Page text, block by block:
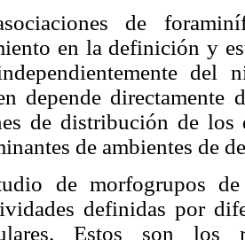
de
en la definición y
del
depende
de distribución de
de ambientes de
de morfogrupos
definidas por
Estos son los